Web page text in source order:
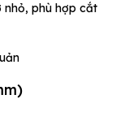
nhỏ, phù hợp cắt